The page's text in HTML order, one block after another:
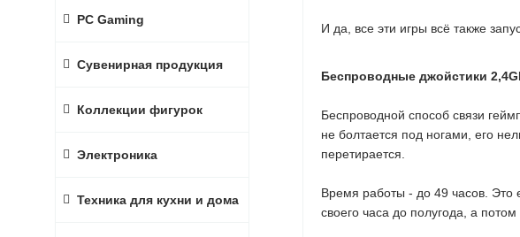
И да, все эти игры всё также
Беспроводные джойстики
Беспроводной способ связи
не болтается под ногами, его
перетирается.
Время работы - до 49 часов. Это
своего часа до полугода, а
PC Gaming
Сувенирная продукция
Коллекции фигурок
Электроника
Техника для кухни и дома